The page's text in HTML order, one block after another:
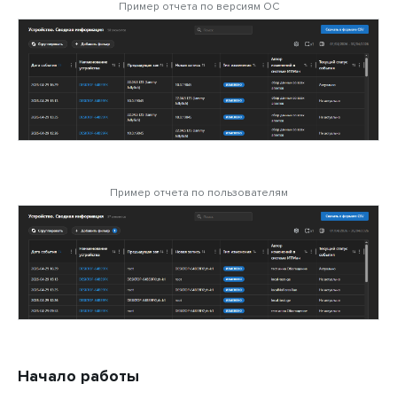
Пример отчета по версиям ОС
Пример отчета по пользователям
Начало работы